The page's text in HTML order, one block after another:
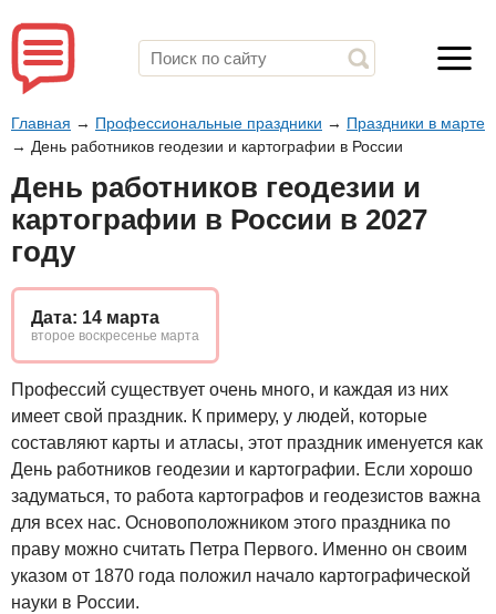
Главная → Профессиональные праздники → Праздники в марте
→ День работников геодезии и картографии в России
День работников геодезии и
картографии в России в 2027
году
Дата: 14 марта
второе воскресенье марта
Профессий существует очень много, и каждая из них
имеет свой праздник. К примеру, у людей, которые
составляют карты и атласы, этот праздник именуется как
День работников геодезии и картографии. Если хорошо
задуматься, то работа картографов и геодезистов важна
для всех нас. Основоположником этого праздника по
праву можно считать Петра Первого. Именно он своим
указом от 1870 года положил начало картографической
науки в России.